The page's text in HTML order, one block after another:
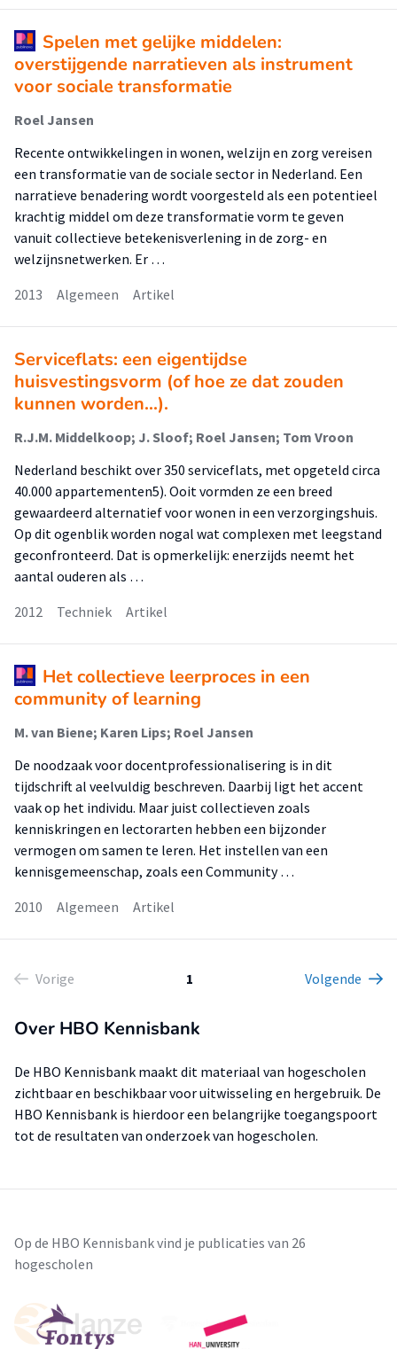
Spelen met gelijke middelen:
overstijgende narratieven als instrument
voor sociale transformatie
Roel Jansen
Recente ontwikkelingen in wonen, welzijn en zorg vereisen
een transformatie van de sociale sector in Nederland. Een
narratieve benadering wordt voorgesteld als een potentieel
krachtig middel om deze transformatie vorm te geven
vanuit collectieve betekenisverlening in de zorg- en
welzijnsnetwerken. Er …
2013
Algemeen Artikel
Serviceflats: een eigentijdse
huisvestingsvorm (of hoe ze dat zouden
kunnen worden...).
R.J.M. Middelkoop; J. Sloof; Roel Jansen; Tom Vroon
Nederland beschikt over 350 serviceflats, met opgeteld circa
40.000 appartementen5). Ooit vormden ze een breed
gewaardeerd alternatief voor wonen in een verzorgingshuis.
Op dit ogenblik worden nogal wat complexen met leegstand
geconfronteerd. Dat is opmerkelijk: enerzijds neemt het
aantal ouderen als …
2012
Techniek Artikel
Het collectieve leerproces in een
community of learning
M. van Biene; Karen Lips; Roel Jansen
De noodzaak voor docentprofessionalisering is in dit
tijdschrift al veelvuldig beschreven. Daarbij ligt het accent
vaak op het individu. Maar juist collectieven zoals
kenniskringen en lectorarten hebben een bijzonder
vermogen om samen te leren. Het instellen van een
kennisgemeenschap, zoals een Community …
2010
Algemeen Artikel
Vorige 1 Volgende
Over HBO Kennisbank
De HBO Kennisbank maakt dit materiaal van hogescholen
zichtbaar en beschikbaar voor uitwisseling en hergebruik. De
HBO Kennisbank is hierdoor een belangrijke toegangspoort
tot de resultaten van onderzoek van hogescholen.
Op de HBO Kennisbank vind je publicaties van 26
hogescholen